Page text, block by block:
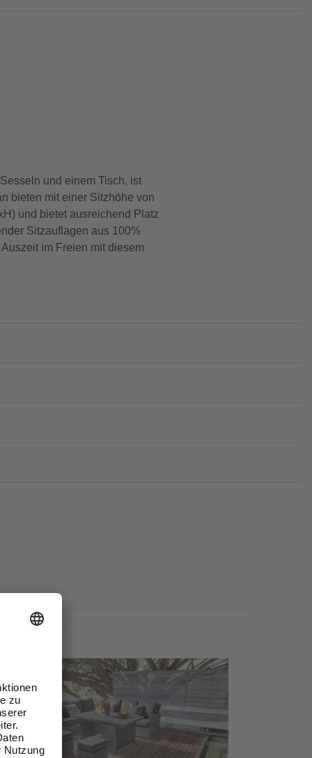
und einem Tisch, ist
bieten mit einer Sitzhöhe von
und bietet ausreichend Platz
Sitzauflagen aus 100%
im Freien mit diesem